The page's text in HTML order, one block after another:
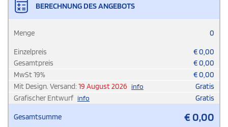
BERECHNUNG DES ANGEBOTS
Menge 0
Einzelpreis €0,00
Gesamtpreis
€0,00
MwSt19% €0,00
Mit Design. Versand: 19 August 2026 info
Gratis
Grafischer Entwurf info Gratis
Gesamtsumme €0,00